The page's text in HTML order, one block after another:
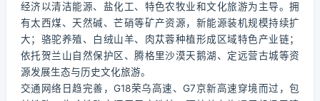
经济以清洁能源、盐化工、特色农牧业和文化旅游为主导。拥
有太西煤、天然碱、芒硝等矿产资源，新能源装机规模持续扩
大；骆驼养殖、白绒山羊、肉苁蓉种植形成区域特色产业链；
依托贺兰山自然保护区、腾格里沙漠天鹅湖、定远营古城等资
源发展生态与历史文化旅游。
交通网络日趋完善，G18荣乌高速、G7京新高速穿境而过，包